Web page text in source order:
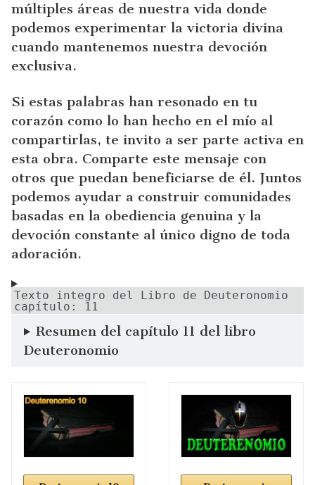
múltiples áreas de nuestra vida donde
podemos experimentar la victoria divina
cuando mantenemos nuestra devoción
exclusiva.
Si estas palabras han resonado en tu
corazón como lo han hecho en el mío al
compartirlas, te invito a ser parte activa en
esta obra. Comparte este mensaje con
otros que puedan beneficiarse de él. Juntos
podemos ayudar a construir comunidades
basadas en la obediencia genuina y la
devoción constante al único digno de toda
adoración.
Texto integro del Libro de Deuteronomio
capítulo: 11
Resumen del capítulo 11 del libro
Deuteronomio